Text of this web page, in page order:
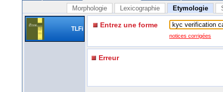
Morphologie Lexicographie Etymologie
TLFi Entrez une forme
notices corrigées
Erreur